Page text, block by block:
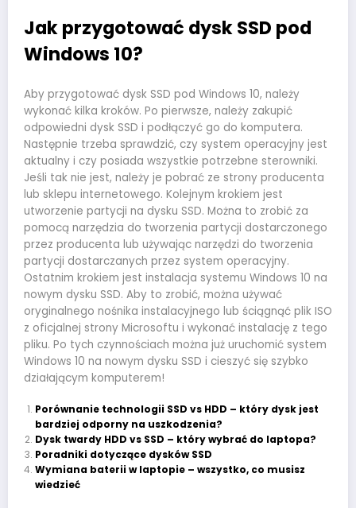
Jak przygotować dysk SSD pod
Windows 10?
Aby przygotować dysk SSD pod Windows 10, należy
wykonać kilka kroków. Po pierwsze, należy zakupić
odpowiedni dysk SSD i podłączyć go do komputera.
Następnie trzeba sprawdzić, czy system operacyjny jest
aktualny i czy posiada wszystkie potrzebne sterowniki.
Jeśli tak nie jest, należy je pobrać ze strony producenta
lub sklepu internetowego. Kolejnym krokiem jest
utworzenie partycji na dysku SSD. Można to zrobić za
pomocą narzędzia do tworzenia partycji dostarczonego
przez producenta lub używając narzędzi do tworzenia
partycji dostarczanych przez system operacyjny.
Ostatnim krokiem jest instalacja systemu Windows 10 na
nowym dysku SSD. Aby to zrobić, można używać
oryginalnego nośnika instalacyjnego lub ściągnąć plik ISO
z oficjalnej strony Microsoftu i wykonać instalację z tego
pliku. Po tych czynnościach można już uruchomić system
Windows 10 na nowym dysku SSD i cieszyć się szybko
działającym komputerem!
Porównanie technologii SSD vs HDD – który dysk jest
bardziej odporny na uszkodzenia?
Dysk twardy HDD vs SSD – który wybrać do laptopa?
Poradniki dotyczące dysków SSD
Wymiana baterii w laptopie – wszystko, co musisz
wiedzieć